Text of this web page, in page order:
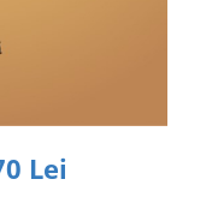
Lei